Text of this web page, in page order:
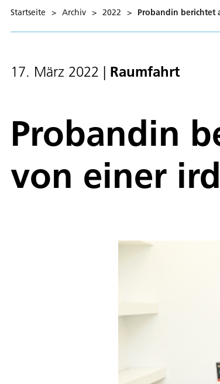
Startseite > Archiv > 2022 > Probandin berichtet
17. März 2022 | Raumfahrt
Probandin
von einer